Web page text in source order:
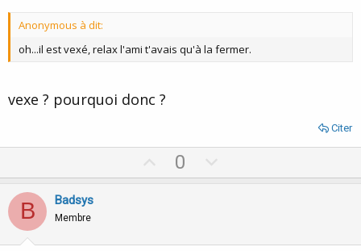
Anonymous à dit:
oh...il est vexé, relax l'ami t'avais qu'à la fermer.
vexe ? pourquoi donc ?
Citer
p
t
0
o
v
B Badsys
Membre